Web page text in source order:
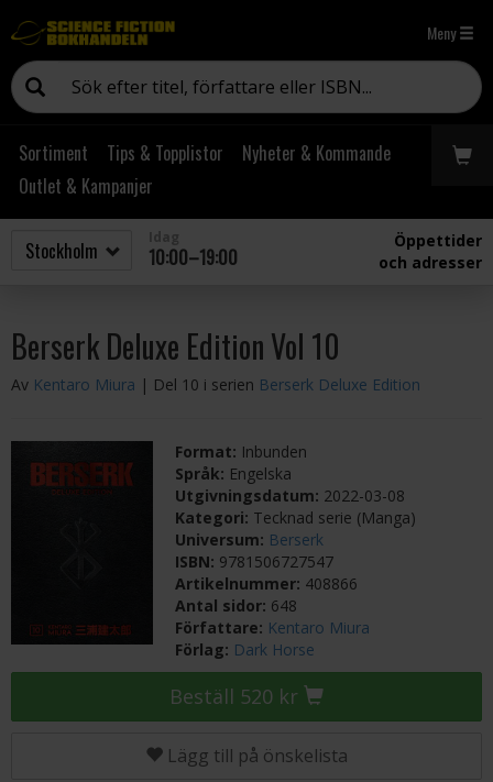
Meny
Sortiment Tips & Topplistor
Nyheter & Kommande
Outlet & Kampanjer
10:00–19:00
Öppettider
och adresser
Berserk Deluxe Edition Vol 10
Av Kentaro Miura | Del 10 i serien Berserk Deluxe Edition
Format: Inbunden
Språk: Engelska
Utgivningsdatum: 2022-03-08
Kategori: Tecknad serie (Manga)
Universum: Berserk
ISBN: 9781506727547
Artikelnummer: 408866
Antal sidor: 648
Författare: Kentaro Miura
Förlag: Dark Horse
Beställ 520 kr
Lägg till på önskelista